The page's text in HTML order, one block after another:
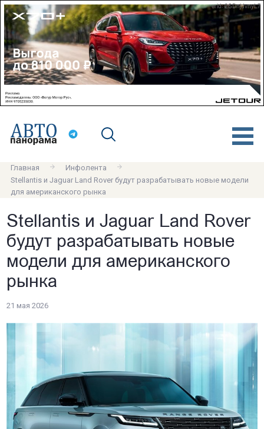
erid: 2SDnjdvnyL7
Главная
Инфолента
Stellantis и Jaguar Land Rover будут разрабатывать новые модели
для американского рынка
Stellantis и Jaguar Land Rover
будут разрабатывать новые
модели для американского
рынка
21 мая 2026